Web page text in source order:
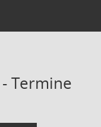
Termine